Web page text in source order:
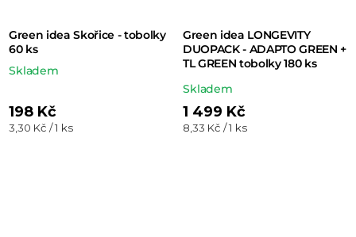
Green idea Skořice - tobolky
60 ks
Skladem
198 Kč
Měrná
3,30 Kč / 1 ks
Green idea LONGEVITY
DUOPACK - ADAPTO GREEN +
TL GREEN tobolky 180 ks
Průměrné
hodnocení
produktu
Skladem
1 499 Kč
Měrná
8,33 Kč / 1 ks